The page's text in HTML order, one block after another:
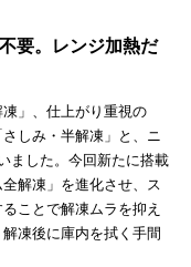
要。レンジ加熱だ
」、仕上がり重視の
しみ・半解凍」と、ニ
ました。今回新たに搭載
解凍」を進化させ、ス
ことで解凍ムラを抑え
凍後に庫内を拭く手間